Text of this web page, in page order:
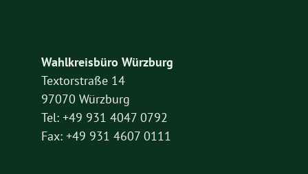
Wahlkreisbüro Würzburg
Textorstraße 14
97070 Würzburg
Tel: +49 931 4047 0792
Fax: +49 931 4607 0111